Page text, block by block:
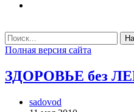
Полная версия сайта
ЗДОРОВЬЕ без
sadovod